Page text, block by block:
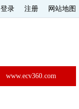
登录 注册 网站地图
www.ecv360.com